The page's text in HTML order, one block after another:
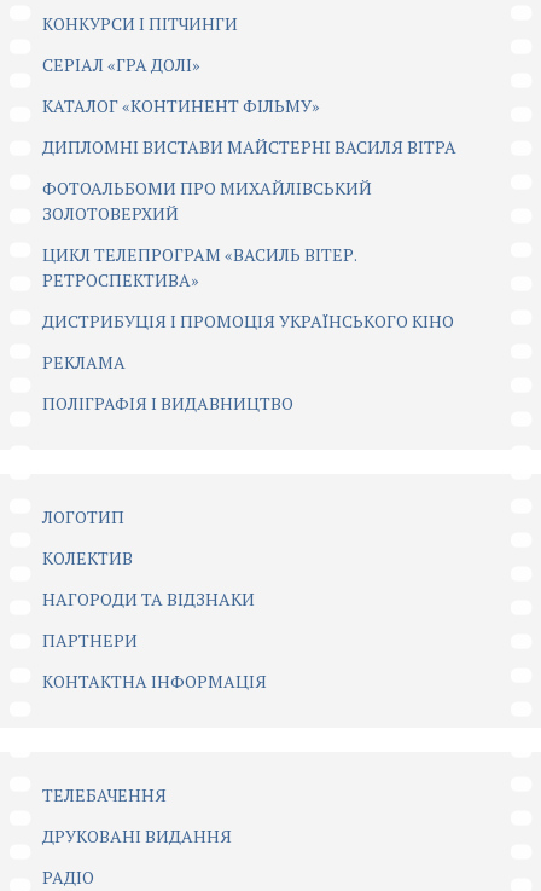
КОНКУРСИ І ПІТЧИНГИ
CЕРІАЛ «ГРА ДОЛІ»
КАТАЛОГ «КОНТИНЕНТ ФІЛЬМУ»
ДИПЛОМНІ ВИСТАВИ МАЙСТЕРНІ ВАСИЛЯ ВІТРА
ФОТОАЛЬБОМИ ПРО МИХАЙЛІВСЬКИЙ
ЗОЛОТОВЕРХИЙ
ЦИКЛ ТЕЛЕПРОГРАМ «ВАСИЛЬ ВІТЕР.
РЕТРОСПЕКТИВА»
ДИСТРИБУЦІЯ І ПРОМОЦІЯ УКРАЇНСЬКОГО КІНО
РЕКЛАМА
ПОЛІГРАФІЯ І ВИДАВНИЦТВО
ЛОГОТИП
КОЛЕКТИВ
НАГОРОДИ ТА ВІДЗНАКИ
ПАРТНЕРИ
КОНТАКТНА ІНФОРМАЦІЯ
ТЕЛЕБАЧЕННЯ
ДРУКОВАНІ ВИДАННЯ
РАДІО